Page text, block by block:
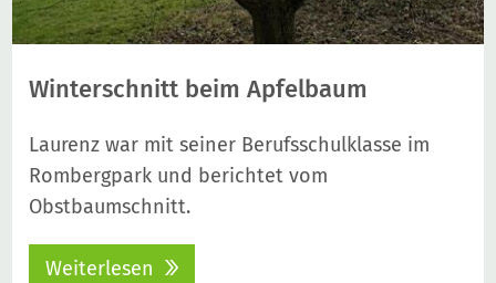
Winterschnitt beim Apfelbaum
Laurenz war mit seiner Berufsschulklasse im
Rombergpark und berichtet vom
Obstbaumschnitt.
Weiterlesen